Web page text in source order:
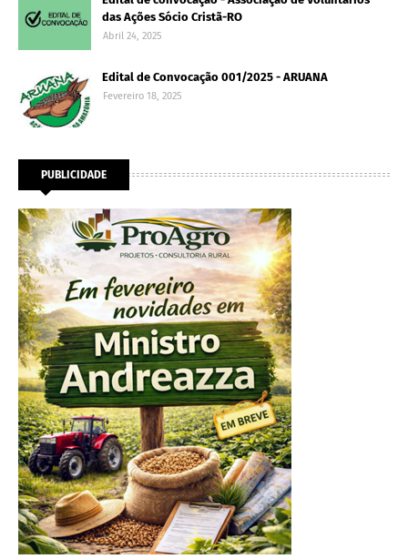
das Ações Sócio Cristã-RO
Abril 24, 2025
Edital de Convocação 001/2025 - ARUANA
Fevereiro 18, 2025
PUBLICIDADE